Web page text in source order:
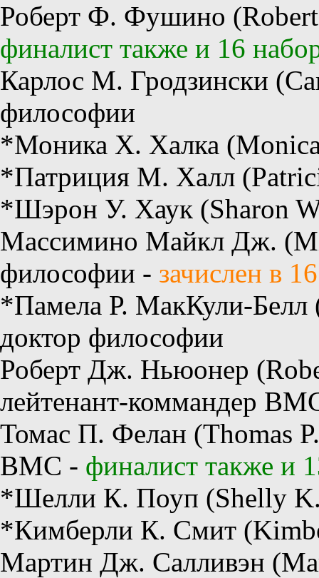
Роберт Ф. Фушино
финалист также и 16
Карлос М. Гродзински
философии
*Моника Х. Халка
*Патриция М. Халл
*Шэрон У. Хаук (Sharon
Массимино Майкл Дж.
философии - зачислен в
*Памела Р. МакКули-Белл
доктор философии
Роберт Дж. Ньюонер
лейтенант-коммандер
Томас П. Фелан (Thomas
ВМС - финалист также и
*Шелли К. Поуп (Shelly
*Кимберли К. Смит
Мартин Дж. Салливэн